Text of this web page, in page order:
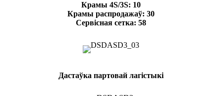
Крамы 4S/3S: 10
Крамы распродажаў: 30
Сервісная сетка: 58
Дастаўка партовай лагістыкі